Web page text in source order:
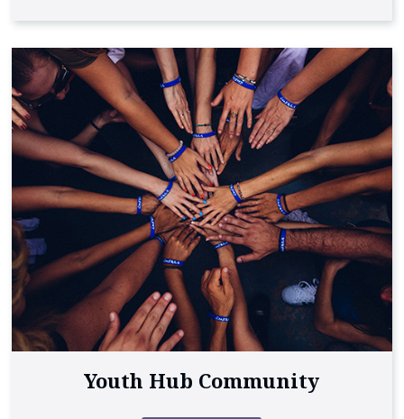
Youth Hub Community